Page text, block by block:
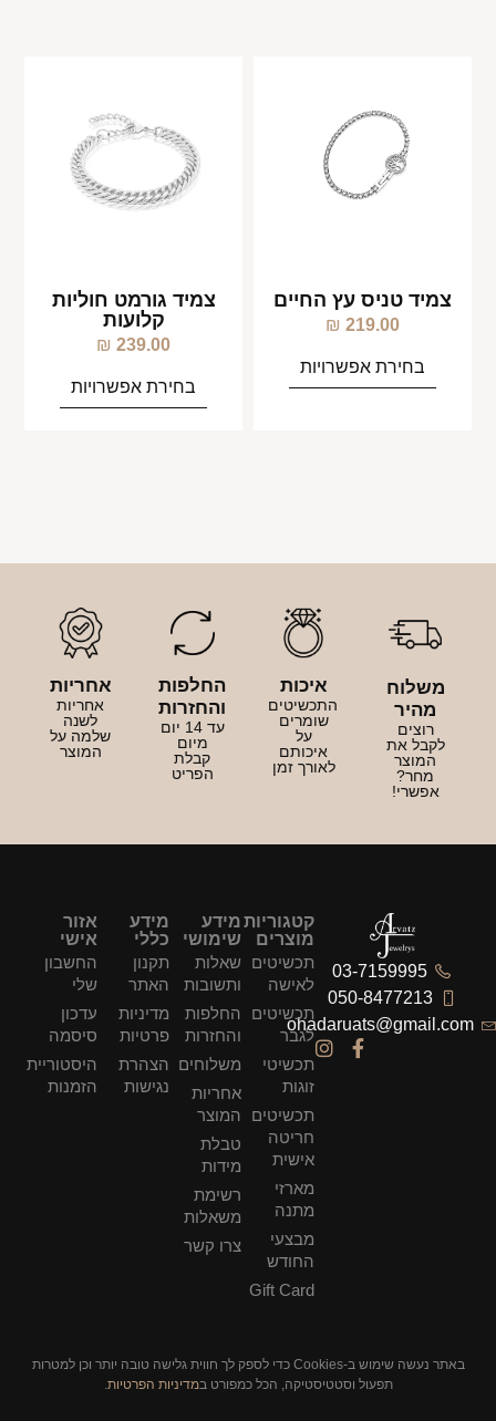
צמיד טניס עץ החיים
219.00
₪
בחירת אפשרויות
צמיד גורמט חוליות
קלועות
239.00
₪
בחירת אפשרויות
משלוח
מהיר
רוצים
לקבל את
המוצר
מחר?
אפשרי!
איכות
התכשיטים
שומרים
על
איכותם
לאורך זמן
החלפות
והחזרות
עד 14 יום
מיום
קבלת
הפריט
אחריות
אחריות
לשנה
שלמה על
המוצר
03-7159995
050-8477213
ohadaruats@gmail.com
קטגוריות
מוצרים
תכשיטים
לאישה
תכשיטים
לגבר
תכשיטי
זוגות
תכשיטים
חריטה
אישית
מארזי
מתנה
מבצעי
החודש
Gift Card
מידע
שימושי
שאלות
ותשובות
החלפות
והחזרות
משלוחים
אחריות
המוצר
טבלת
מידות
רשימת
משאלות
צרו קשר
מידע
כללי
תקנון
האתר
מדיניות
פרטיות
הצהרת
נגישות
אזור
אישי
החשבון
שלי
עדכון
סיסמה
היסטוריית
הזמנות
באתר נעשה שימוש ב-Cookies כדי לספק לך חווית גלישה טובה יותר וכן למטרות
תפעול וסטטיסטיקה, הכל כמפורט במדיניות הפרטיות.